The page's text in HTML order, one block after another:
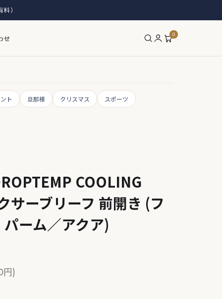
）
せ 0
ト 旦那様 クリスマス スポーツ
COOLING
サーブリーフ 前開き (フ
ーム／アクア)
円)